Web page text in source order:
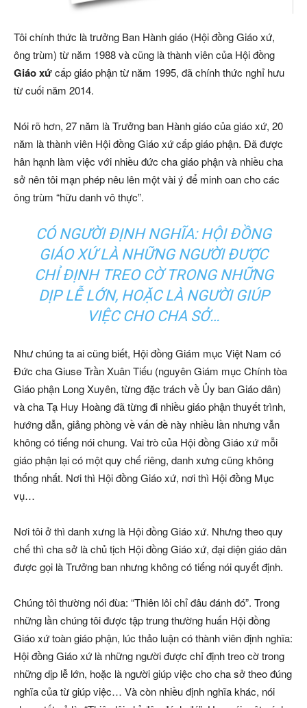
Tôi chính thức là trưởng Ban Hành giáo (Hội đồng Giáo xứ,
ông trùm) từ năm 1988 và cũng là thành viên của Hội đồng
Giáo xứcấp giáo phận từ năm 1995, đã chính thức nghỉ hưu
từ cuối năm 2014.
Nói rõ hơn, 27 năm là Trưởng ban Hành giáo của giáo xứ, 20
năm là thành viên Hội đồng Giáo xứ cấp giáo phận. Đã được
hân hạnh làm việc với nhiều đức cha giáo phận và nhiều cha
sở nên tôi mạn phép nêu lên một vài ý để minh oan cho các
ông trùm “hữu danh vô thực”.
CÓ NGƯỜI ĐỊNH NGHĨA: HỘI ĐỒNG
GIÁO XỨ LÀ NHỮNG NGƯỜI ĐƯỢC
CHỈ ĐỊNH TREO CỜ TRONG NHỮNG
DỊP LỄ LỚN, HOẶC LÀ NGƯỜI GIÚP
VIỆC CHO CHA SỞ…
Như chúng ta ai cũng biết, Hội đồng Giám mục Việt Nam có
Đức cha Giuse Trần Xuân Tiếu (nguyên Giám mục Chính tòa
Giáo phận Long Xuyên, từng đặc trách về Ủy ban Giáo dân)
và cha Tạ Huy Hoàng đã từng đi nhiều giáo phận thuyết trình,
hướng dẫn, giảng phòng về vấn đề này nhiều lần nhưng vẫn
không có tiếng nói chung. Vai trò của Hội đồng Giáo xứ mỗi
giáo phận lại có một quy chế riêng, danh xưng cũng không
thống nhất. Nơi thì Hội đồng Giáo xứ, nơi thì Hội đồng Mục
vụ…
Nơi tôi ở thì danh xưng là Hội đồng Giáo xứ. Nhưng theo quy
chế thì cha sở là chủ tịch Hội đồng Giáo xứ, đại diện giáo dân
được gọi là Trưởng ban nhưng không có tiếng nói quyết định.
Chúng tôi thường nói đùa: “Thiên lôi chỉ đâu đánh đó”. Trong
những lần chúng tôi được tập trung thường huấn Hội đồng
Giáo xứ toàn giáo phận, lúc thảo luận có thành viên định nghĩa:
Hội đồng Giáo xứ là những người được chỉ định treo cờ trong
những dịp lễ lớn, hoặc là người giúp việc cho cha sở theo đúng
nghĩa của từ giúp việc… Và còn nhiều định nghĩa khác, nói